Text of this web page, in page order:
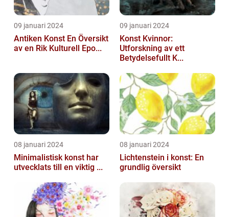
09 januari 2024
Antiken Konst En Översikt
av en Rik Kulturell Epo...
09 januari 2024
Konst Kvinnor:
Utforskning av ett
Betydelsefullt K...
08 januari 2024
Minimalistisk konst har
utvecklats till en viktig ...
08 januari 2024
Lichtenstein i konst: En
grundlig översikt